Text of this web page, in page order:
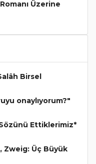
Üzerine
Birsel
onaylıyorum?"
Ettiklerimiz*
Zweig: Üç Büyük